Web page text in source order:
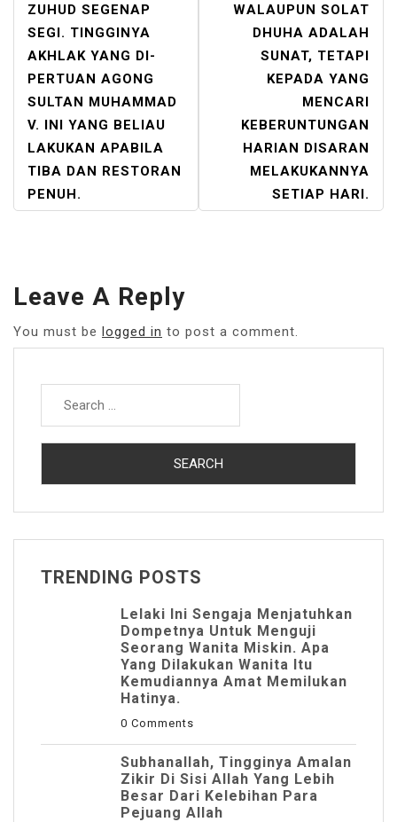
POST
NAVIGATION
ZUHUD SEGENAP
SEGI. TINGGINYA
AKHLAK YANG DI-
PERTUAN AGONG
SULTAN MUHAMMAD
V. INI YANG BELIAU
LAKUKAN APABILA
TIBA DAN RESTORAN
PENUH.
WALAUPUN SOLAT
DHUHA ADALAH
SUNAT, TETAPI
KEPADA YANG
MENCARI
KEBERUNTUNGAN
HARIAN DISARAN
MELAKUKANNYA
SETIAP HARI.
Leave A Reply
You must be logged in to post a comment.
Search
TRENDING POSTS
Lelaki Ini Sengaja Menjatuhkan
Dompetnya Untuk Menguji
Seorang Wanita Miskin. Apa
Yang Dilakukan Wanita Itu
Kemudiannya Amat Memilukan
Hatinya.
0 Comments
Subhanallah, Tingginya Amalan
Zikir Di Sisi Allah Yang Lebih
Besar Dari Kelebihan Para
Pejuang Allah